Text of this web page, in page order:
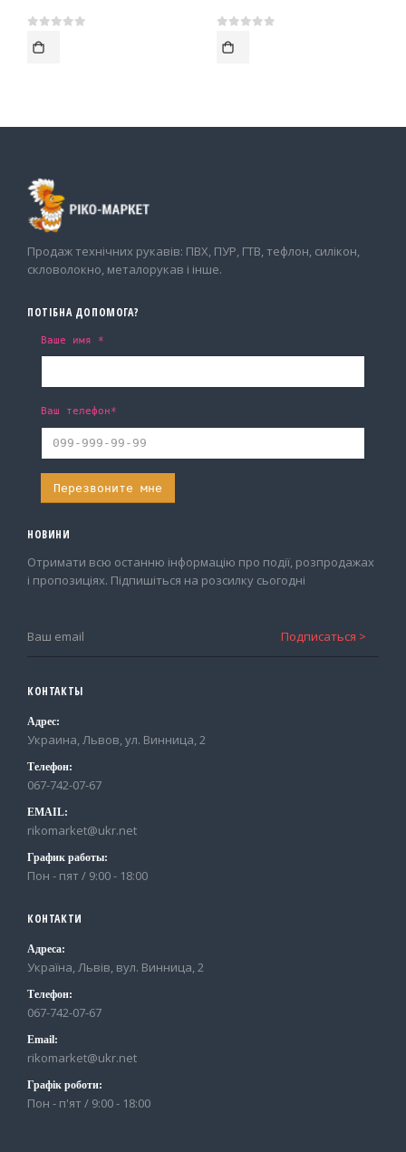
Продаж технічних рукавів: ПВХ, ПУР, ГТВ, тефлон, силікон,
скловолокно, металорукав і інше.
ПОТІБНА ДОПОМОГА?
Ваше имя *
Ваш телефон*
НОВИНИ
Отримати всю останню інформацію про події, розпродажах
і пропозиціях. Підпишіться на розсилку сьогодні
КОНТАКТЫ
Адрес:
Украина, Львов, ул. Винница, 2
Телефон:
067-742-07-67
EMAIL:
rikomarket@ukr.net
График работы:
Пон - пят / 9:00 - 18:00
КОНТАКТИ
Адреса:
Україна, Львів, вул. Винница, 2
Телефон:
067-742-07-67
Email:
rikomarket@ukr.net
Графік роботи:
Пон - п'ят / 9:00 - 18:00